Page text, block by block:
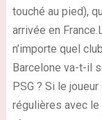
touché au pied),
arrivée en
n’importe quel
Barcelone va-t-il
PSG ? Si le
régulières avec le